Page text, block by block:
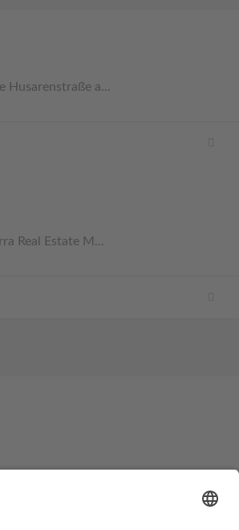
Husarenstraße a...
Real Estate M...